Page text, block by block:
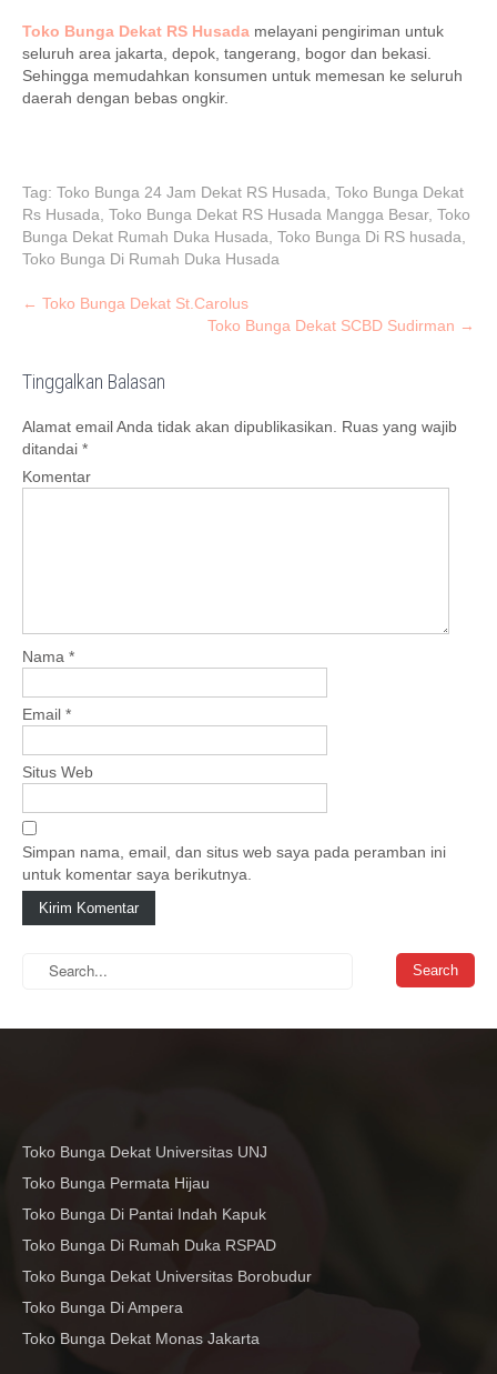
Toko Bunga Dekat RS Husada melayani pengiriman untuk
seluruh area jakarta, depok, tangerang, bogor dan bekasi.
Sehingga memudahkan konsumen untuk memesan ke seluruh
daerah dengan bebas ongkir.
Tag: Toko Bunga 24 Jam Dekat RS Husada Toko Bunga Dekat
Rs Husada Toko Bunga Dekat RS Husada Mangga Besar, Toko
Bunga Dekat Rumah Duka Husada Toko Bunga Di RS husada
Toko Bunga Di Rumah Duka Husada
P
t
n
a
v
o
n
← Toko Bunga Dekat St.Carolus
Toko Bunga Dekat SCBD Sudirman →
Tinggalkan Balasan
Alamat email Anda tidak akan dipublikasikan.
Ruas yang wajib
ditandai *
Komentar
Nama *
Email *
Situs Web
Simpan nama, email, dan situs web saya pada peramban ini
untuk komentar saya berikutnya.
Toko Bunga Dekat Universitas UNJ
Toko Bunga Permata Hijau
Toko Bunga Di Pantai Indah Kapuk
Toko Bunga Di Rumah Duka RSPAD
Toko Bunga Dekat Universitas Borobudur
Toko Bunga Di Ampera
Toko Bunga Dekat Monas Jakarta